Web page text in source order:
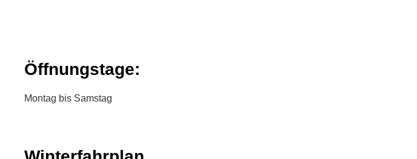
Öffnungstage:
Montag bis Samstag